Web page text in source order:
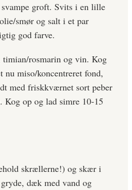
groft. Svits i en lille
smør og salt i et par
god farve.
rosmarin og vin. Kog
miso/koncentreret fond,
med friskkværnet sort peber
Kog op og lad simre 10-15
skrællerne!) og skær i
dæk med vand og